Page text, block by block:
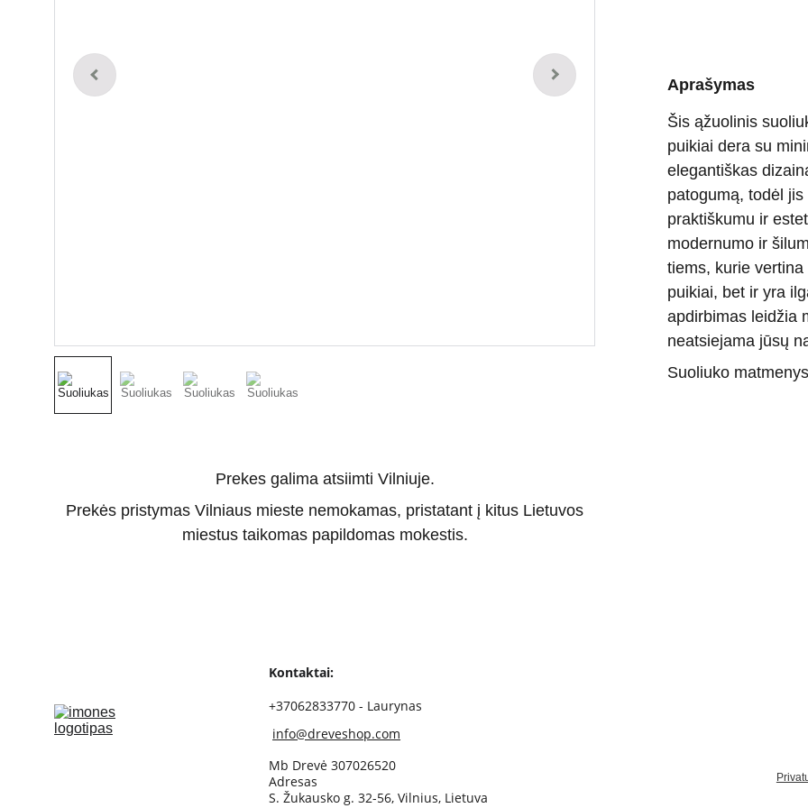
Prekes galima atsiimti Vilniuje.
Prekės pristymas Vilniaus mieste nemokamas, pristatant į kitus Lietuvos
miestus taikomas papildomas mokestis.
Aprašymas
Šis ąžuolinis
puikiai dera su
elegantiškas
patogumą, todėl
praktiškumu ir
modernumo ir
tiems, kurie
puikiai, bet ir yra
apdirbimas leidžia
neatsiejama jūsų
Suoliuko
Kontaktai:
+37062833770 - Laurynas
info@dreveshop.com
Mb Drevė 307026520
Adresas
S. Žukausko g. 32-56, Vilnius, Lietuva